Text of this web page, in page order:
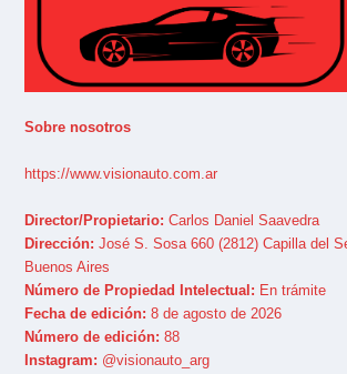
Sobre nosotros
https://www.visionauto.com.ar
Director/Propietario: Carlos Daniel Saavedra
Dirección: José S. Sosa 660 (2812) Capilla del
Buenos Aires
Número de Propiedad Intelectual: En trámite
Fecha de edición: 8 de agosto de 2026
Número de edición: 88
Instagram: @visionauto_arg